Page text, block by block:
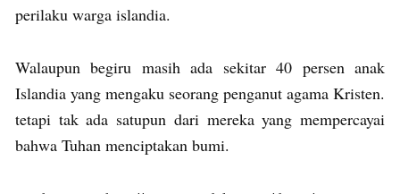
perilaku warga islandia.
Walaupun begiru masih ada sekitar 40 persen anak
Islandia yang mengaku seorang penganut agama Kristen.
tetapi tak ada satupun dari mereka yang mempercayai
bahwa Tuhan menciptakan bumi.